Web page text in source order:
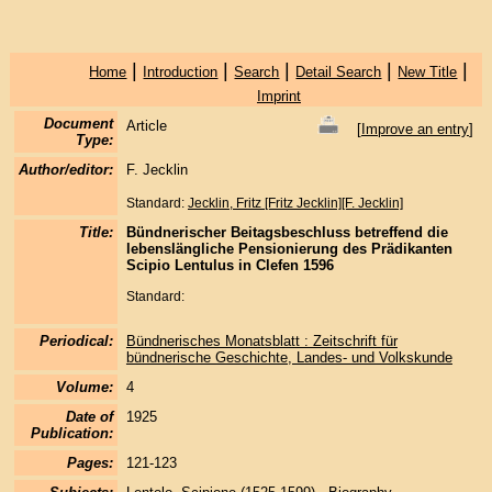
Home | Introduction |Search | Detail Search | New Title |
Imprint
Document
Type:
Article [Improve an entry]
Author/editor: F. Jecklin
Standard: Jecklin, Fritz [Fritz Jecklin][F. Jecklin]
Title:
Bündnerischer Beitagsbeschluss betreffend die
lebenslängliche Pensionierung des Prädikanten
Scipio Lentulus in Clefen 1596
Standard:
Periodical:
Bündnerisches Monatsblatt : Zeitschrift für
bündnerische Geschichte, Landes- und Volkskunde
Volume:
4
Date of
Publication:
1925
Pages:
121-123